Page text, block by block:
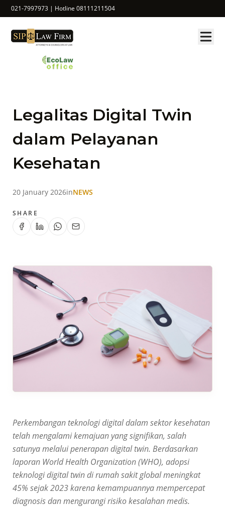
021-7997973 | Hotline 08111211504
Legalitas Digital Twin
dalam Pelayanan
Kesehatan
20 January 2026inNEWS
SHARE
Perkembangan teknologi digital dalam sektor kesehatan
telah mengalami kemajuan yang signifikan, salah
satunya melalui penerapan digital twin. Berdasarkan
laporan World Health Organization (WHO), adopsi
teknologi digital twin di rumah sakit global meningkat
45% sejak 2023 karena kemampuannya mempercepat
diagnosis dan mengurangi risiko kesalahan medis.